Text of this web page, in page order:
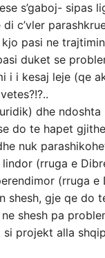
s’gaboj- sipas
c’vler
pasi ne
duket se
i i kesaj leje (qe
dhe ndoshta
do te hapet
nuk
(rruga e
(rruga e
shesh, gje qe do
shesh pa
si projekt alla